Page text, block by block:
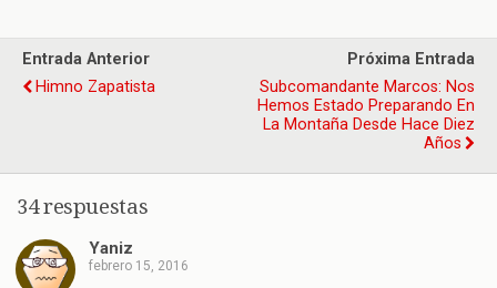
Entrada Anterior
Himno Zapatista
Próxima Entrada
Subcomandante Marcos: Nos
Hemos Estado Preparando En
La Montaña Desde Hace Diez
Años
34 respuestas
Yaniz
febrero 15, 2016